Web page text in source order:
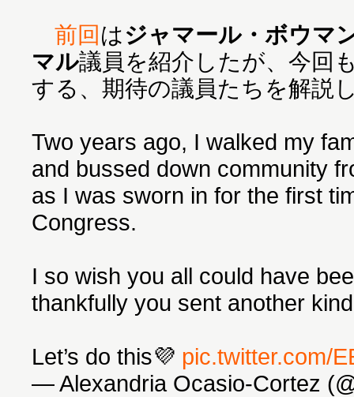
前回はジャマール・ボウマ
マル議員を紹介したが、今回
する、期待の議員たちを解説
Two years ago, I walked my
and bussed down community
as I was sworn in for the first
Congress.
I so wish you all could have
thankfully you sent another
Let’s do this💜 pic.twitter.com/
— Alexandria Ocasio-Cortez